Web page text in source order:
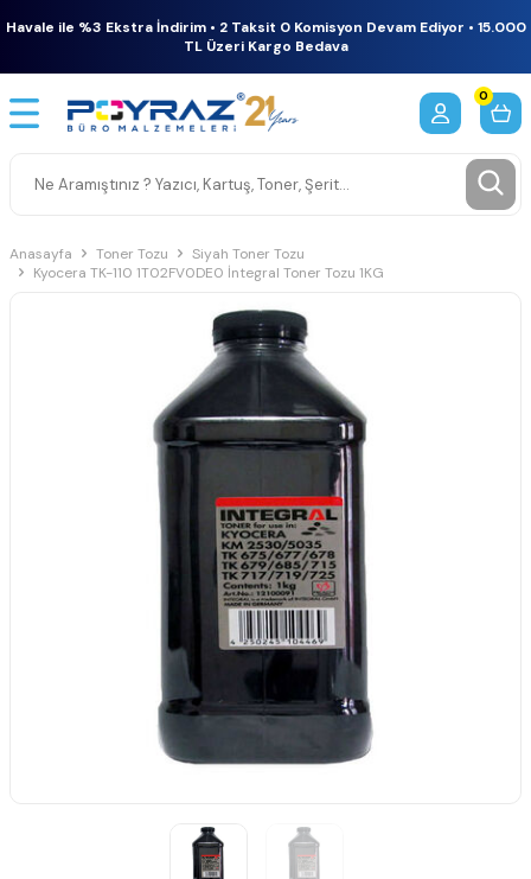
Havale ile %3 Ekstra İndirim • 2 Taksit 0 Komisyon Devam Ediyor • 15.000
TL Üzeri Kargo Bedava
0
Anasayfa Toner Tozu
Siyah Toner Tozu
Kyocera TK-110 1T02FV0DE0 İntegral Toner Tozu 1KG